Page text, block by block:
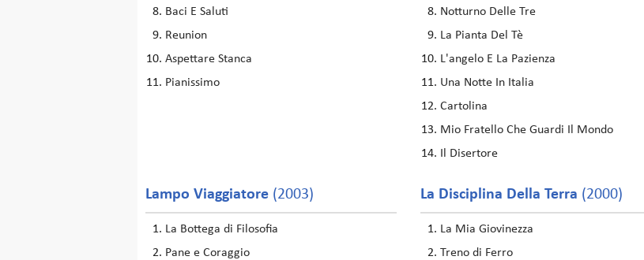
Baci E Saluti
Reunion
Aspettare Stanca
Pianissimo
Notturno Delle Tre
La Pianta Del Tè
L'angelo E La Pazienza
Una Notte In Italia
Cartolina
Mio Fratello Che Guardi Il Mondo
Il Disertore
Lampo Viaggiatore (2003)
La Bottega di Filosofia
Pane e Coraggio
La Disciplina Della Terra (2000)
La Mia Giovinezza
Treno di Ferro